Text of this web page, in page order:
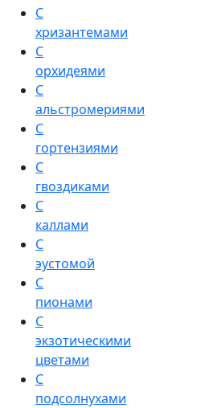
С
хризантемами
С
орхидеями
С
альстромериями
С
гортензиями
С
гвоздиками
С
каллами
С
эустомой
С
пионами
С
экзотическими
цветами
С
подсолнухами